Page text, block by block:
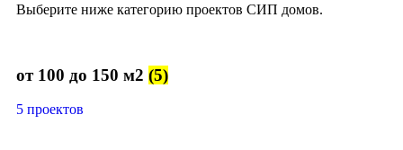
Выберите ниже категорию проектов СИП домов.
от 100 до 150 м2 (5)
5 проектов